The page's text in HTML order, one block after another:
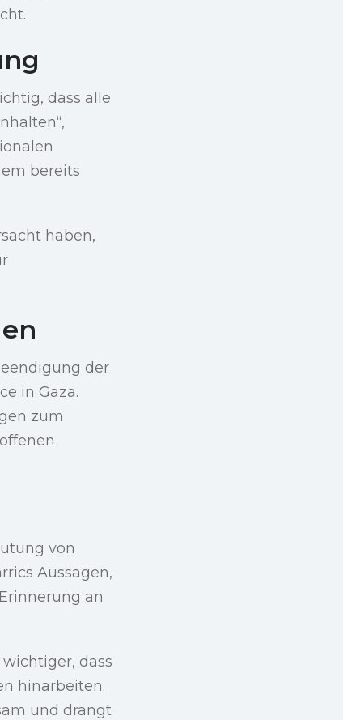
dass alle
bereits
haben,
der
in Gaza.
zum
von
Aussagen,
an
dass
hinarbeiten.
und drängt